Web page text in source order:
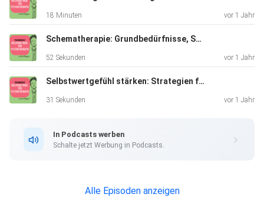
18 Minuten vor 1 Jahr
Schematherapie: Grundbedürfnisse, Schemata & Bewältigungsmodi verstehen
52 Sekunden vor 1 Jahr
Selbstwertgefühl stärken: Strategien für mehr Freiheit im Leben
31 Sekunden vor 1 Jahr
In Podcasts werben
Schalte jetzt Werbung in Podcasts.
Alle Episoden anzeigen